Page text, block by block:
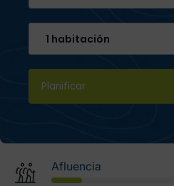
1 habitación
Planificar
Afluencia